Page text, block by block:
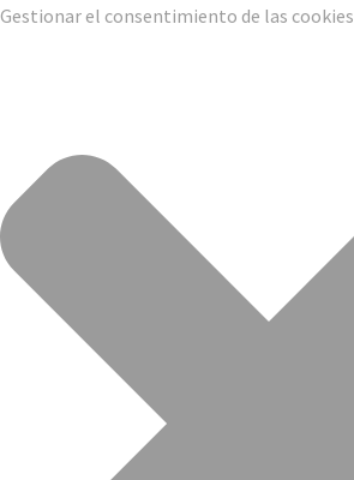
Gestionar el consentimiento de las cookies